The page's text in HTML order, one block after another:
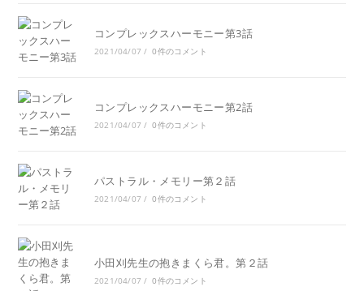
コンプレックスハーモニー第3話
2021/04/07 / 0件のコメント
コンプレックスハーモニー第2話
2021/04/07 / 0件のコメント
パストラル・メモリー第２話
2021/04/07 / 0件のコメント
小田刈先生の抱きまくら君。第２話
2021/04/07 / 0件のコメント